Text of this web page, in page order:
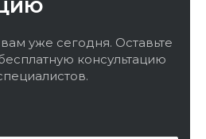
уже сегодня. Оставьте
консультацию